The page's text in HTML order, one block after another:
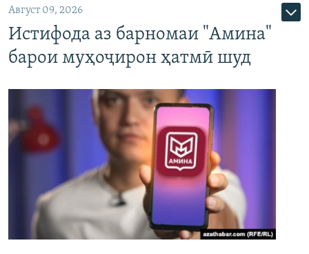
Август 09, 2026
Истифода аз барномаи "Амина"
барои муҳоҷирон ҳатмӣ шуд